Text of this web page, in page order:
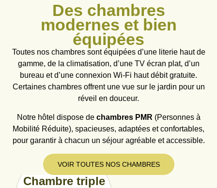
Des chambres
modernes et bien
équipées
Toutes nos chambres sont équipées d’une literie haut de
gamme, de la climatisation, d’une TV écran plat, d’un
bureau et d’une connexion Wi-Fi haut débit gratuite.
Certaines chambres offrent une vue sur le jardin pour un
réveil en douceur.
Notre hôtel dispose de chambres PMR (Personnes à
Mobilité Réduite), spacieuses, adaptées et confortables,
pour garantir à chacun un séjour agréable et accessible.
VOIR TOUTES NOS CHAMBRES
Chambre triple